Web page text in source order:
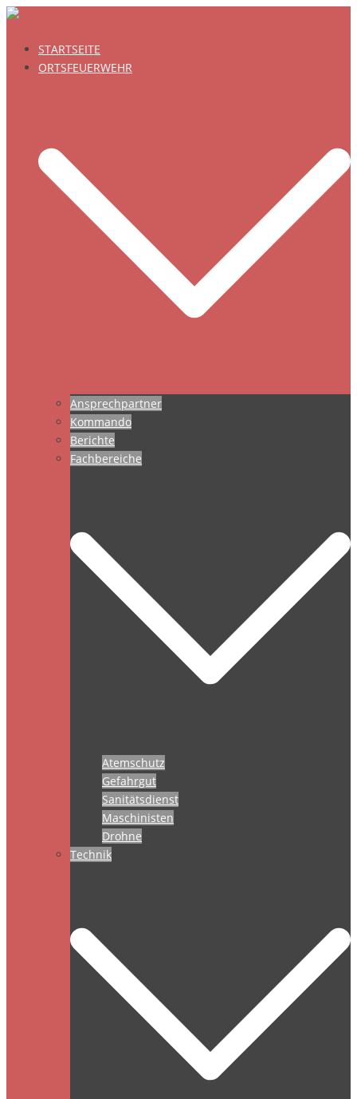
Zum
springenSTARTSEITE
ORTSFEUERWEHR
Ansprechpartner
Kommando
Berichte
Fachbereiche
Atemschutz
Gefahrgut
Sanitätsdienst
Maschinisten
Drohne
Technik